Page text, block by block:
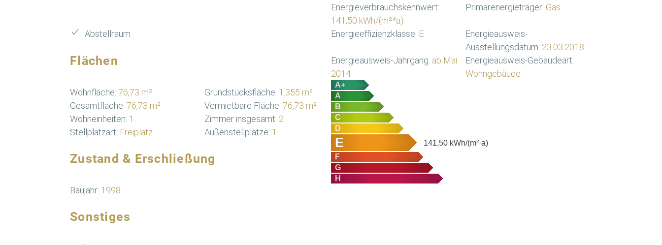
Abstellraum
Flächen
Wohnfläche: 76,73 m² Grundstücksfläche: 1.355 m²
Gesamtfläche: 76,73 m² Vermietbare Fläche: 76,73 m²
Wohneinheiten: 1 Zimmer insgesamt: 2
Stellplatzart: Freiplatz Außenstellplätze: 1
Zustand & Erschließung
Baujahr: 1998
Sonstiges
Energieverbrauchskennwert:
141,50 kWh/(m²*a)
Primärenergieträger: Gas
Energieeffizienzklasse: E
Energieausweis-
Ausstellungsdatum: 23.03.2018
Energieausweis-Jahrgang: ab Mai
2014
Energieausweis-Gebäudeart:
Wohngebäude
A+
A
B
C
D
E 141,50 kWh/(m²·a)
F
G
H